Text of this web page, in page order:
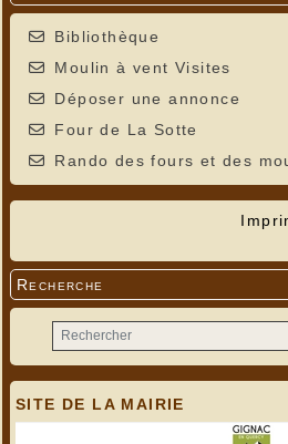
Bibliothèque
Moulin à vent Visites
Déposer une annonce
Four de La Sotte
Rando des fours et des
Recherche
SITE DE LA MAIRIE